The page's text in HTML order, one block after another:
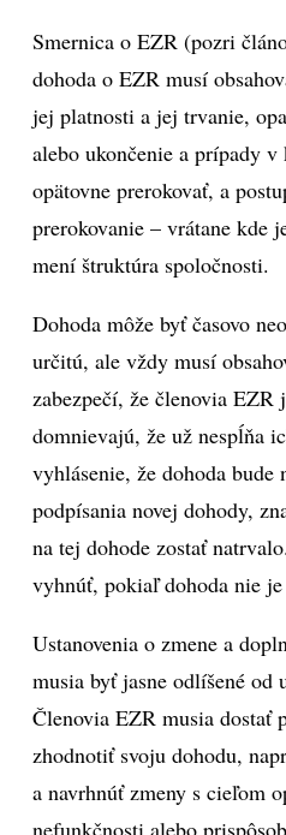
Smernica o EZR (pozri
dohoda o EZR musí
jej platnosti a jej trvanie,
alebo ukončenie a prípady v
opätovne prerokovať, a
prerokovanie – vrátane kde
mení štruktúra spoločnosti.
Dohoda môže byť časovo
určitú, ale vždy musí
zabezpečí, že členovia EZR
domnievajú, že už nespĺňa
vyhlásenie, že dohoda bude
podpísania novej dohody,
na tej dohode zostať
vyhnúť, pokiaľ dohoda nie
Ustanovenia o zmene a
musia byť jasne odlíšené od
Členovia EZR musia dostať
zhodnotiť svoju dohodu,
a navrhnúť zmeny s cieľom